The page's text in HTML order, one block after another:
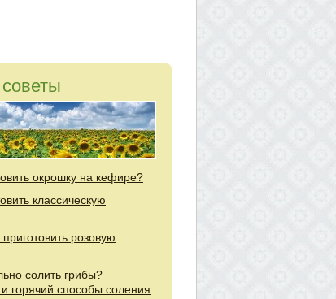
окрошку на кефире?
классическую
розовую
солить грибы?
горячий способы соления